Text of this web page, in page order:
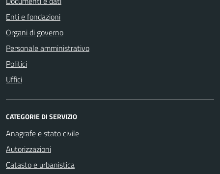
Enti e fondazioni
Organi di governo
Personale amministrativo
Politici
Uffici
CATEGORIE DI SERVIZIO
Anagrafe e stato civile
Autorizzazioni
Catasto e urbanistica